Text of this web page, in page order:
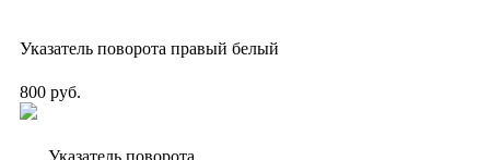
Указатель поворота правый белый
800 руб.